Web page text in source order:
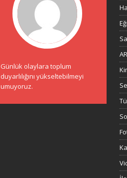
Günlük olaylara toplum
duyarlılığını yükseltebilmeyi
umuyoruz.